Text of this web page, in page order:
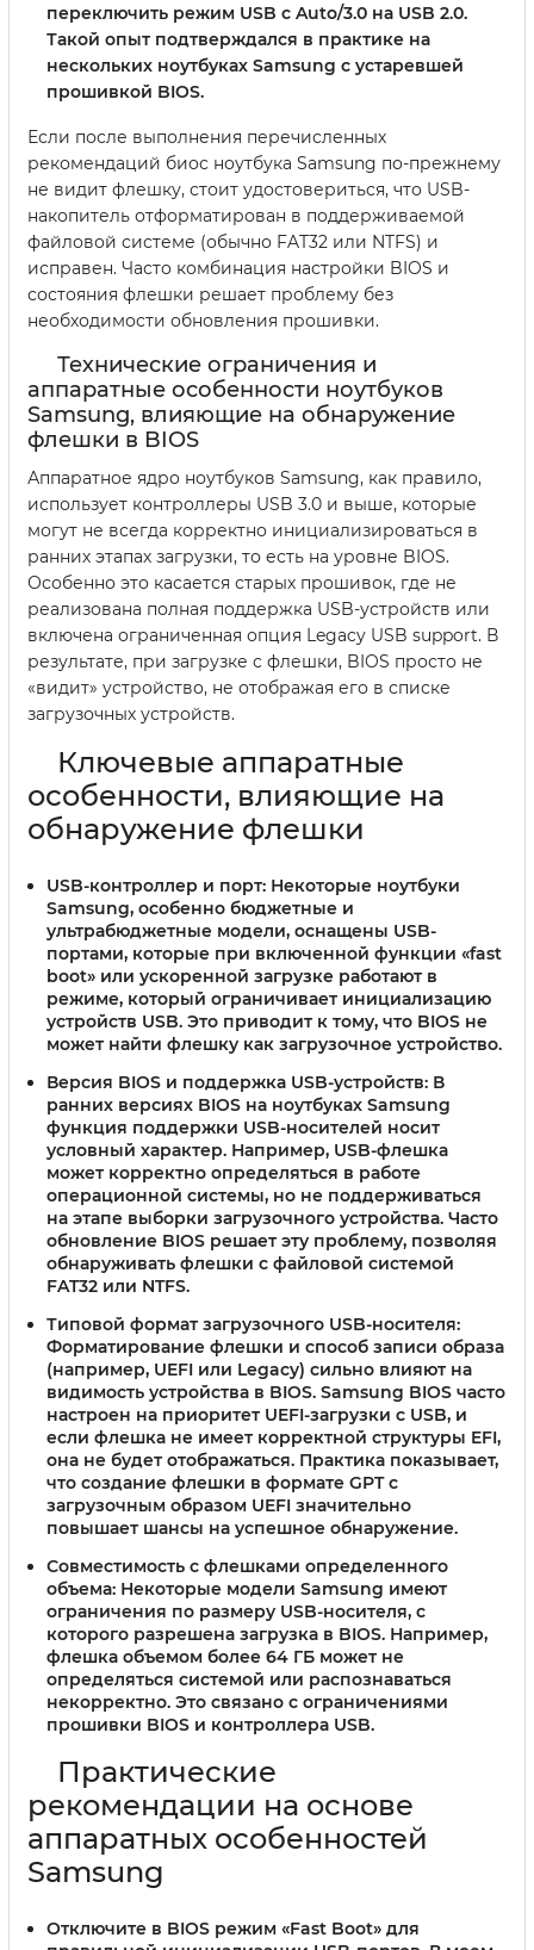
переключить режим USB с Auto/3.0 на USB 2.0.
Такой опыт подтверждался в практике на
нескольких ноутбуках Samsung с устаревшей
прошивкой BIOS.
Если после выполнения перечисленных
рекомендаций биос ноутбука Samsung по-прежнему
не видит флешку, стоит удостовериться, что USB-
накопитель отформатирован в поддерживаемой
файловой системе (обычно FAT32 или NTFS) и
исправен. Часто комбинация настройки BIOS и
состояния флешки решает проблему без
необходимости обновления прошивки.
Технические ограничения и
аппаратные особенности ноутбуков
Samsung, влияющие на обнаружение
флешки в BIOS
Аппаратное ядро ноутбуков Samsung, как правило,
использует контроллеры USB 3.0 и выше, которые
могут не всегда корректно инициализироваться в
ранних этапах загрузки, то есть на уровне BIOS.
Особенно это касается старых прошивок, где не
реализована полная поддержка USB-устройств или
включена ограниченная опция Legacy USB support. В
результате, при загрузке с флешки, BIOS просто не
«видит» устройство, не отображая его в списке
загрузочных устройств.
Ключевые аппаратные
особенности, влияющие на
обнаружение флешки
USB-контроллер и порт: Некоторые ноутбуки
Samsung, особенно бюджетные и
ультрабюджетные модели, оснащены USB-
портами, которые при включенной функции «fast
boot» или ускоренной загрузке работают в
режиме, который ограничивает инициализацию
устройств USB. Это приводит к тому, что BIOS не
может найти флешку как загрузочное устройство.
Версия BIOS и поддержка USB-устройств: В
ранних версиях BIOS на ноутбуках Samsung
функция поддержки USB-носителей носит
условный характер. Например, USB-флешка
может корректно определяться в работе
операционной системы, но не поддерживаться
на этапе выборки загрузочного устройства. Часто
обновление BIOS решает эту проблему, позволяя
обнаруживать флешки с файловой системой
FAT32 или NTFS.
Типовой формат загрузочного USB-носителя:
Форматирование флешки и способ записи образа
(например, UEFI или Legacy) сильно влияют на
видимость устройства в BIOS. Samsung BIOS часто
настроен на приоритет UEFI-загрузки с USB, и
если флешка не имеет корректной структуры EFI,
она не будет отображаться. Практика показывает,
что создание флешки в формате GPT с
загрузочным образом UEFI значительно
повышает шансы на успешное обнаружение.
Совместимость с флешками определенного
объема: Некоторые модели Samsung имеют
ограничения по размеру USB-носителя, с
которого разрешена загрузка в BIOS. Например,
флешка объемом более 64 ГБ может не
определяться системой или распознаваться
некорректно. Это связано с ограничениями
прошивки BIOS и контроллера USB.
Практические
рекомендации на основе
аппаратных особенностей
Samsung
Отключите в BIOS режим «Fast Boot» для